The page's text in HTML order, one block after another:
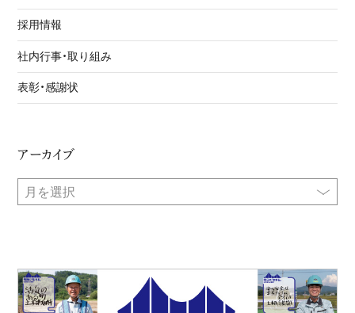
採用情報
社内行事・取り組み
表彰・感謝状
アーカイブ